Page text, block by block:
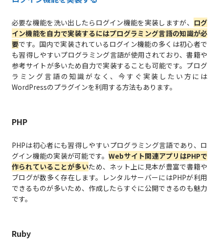
必要な機能を洗い出したらログイン機能を実装しますが、 ログ
イン機能を自力で実装するにはプログラミング言語の知識が必
要です。国内で実装されているログイン機能の多くは初心者で
も習得しやすいプログラミング言語が使用されており、書籍や
参考サイトが多いため自力で実装することも可能です。プログ
ラミング言語の知識がなく、今すぐ実装したい方には
WordPressのプラグインを利用する方法もあります。
PHP
PHPは初心者にも習得しやすいプログラミング言語であり、ロ
グイン機能の実装が可能です。Webサイト関連アプリはPHPで
作られていることが多いため、ネット上に見本が豊富で書籍や
ブログが数多く存在します。レンタルサーバーにはPHPが利用
できるものが多いため、作成したらすぐに公開できるのも魅力
です。
Ruby